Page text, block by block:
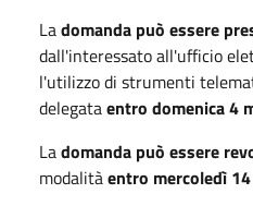
Ladomanda può essere
dall'interessato all'ufficio
l'utilizzo di strumenti
delegataentro domenica 4
Ladomanda può essere
modalitàentro mercoledì